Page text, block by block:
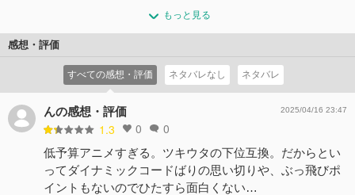
開催される「ツキプロライブ」の2日目を、4ユニットが担
志季（たかむら しき）はメンバーを集め、ライブに向け
コメント2件拍手2回
「SOARA（ソアラ）」のメンバーたち。そんな中、レギ
ュラーを務めるバラエティー番組「ツキプロch.」のお悩み
相談コーナーに届いた一通のお便りをきっかけに、大原 空
（おおはら そら）は、かつて自身が思い悩んだ過去に再
び向き合うことになるのだった。
的アイドルユニットのメンバーとして活動していた和泉柊
羽（いずみ しゅう）は、久しぶりの主演ドラマのプロモ
たリーダーに、少しでも早く追いつくべく、堀宮英知（ほ
りみや えいち）、久我壱星（くが いっせい）、久我壱
流（くが いちる）ら「QUELL（クヴェル）」のメンバー
たちは、仕事にレッスンにと、充実した日々を送るのであ
った。
コメント0件 拍手1回
もっと見る
感想・評価
すべての感想・評価 ネタバレなし ネタバレ
んの感想・評価
1.3 0 0
2025/04/16 23:47
低予算アニメすぎる。ツキウタの下位互換。だからとい
ってダイナミックコードばりの思い切りや、ぶっ飛びポ
イントもないのでひたすら面白くない…